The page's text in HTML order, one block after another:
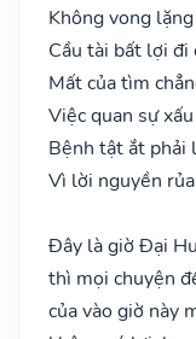
Không vong
Cầu tài bất lợi đi
Mất của tìm
Việc quan sự
Bệnh tật ắt phải
Vì lời nguyền
Đây là giờ Đại
thì mọi chuyện
của vào giờ này